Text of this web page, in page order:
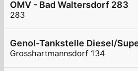
OMV - Bad Waltersdorf 283
283
Grosshartmannsdorf 134